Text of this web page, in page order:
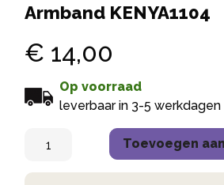
Armband KENYA1104
€ 14,00
Op voorraad
leverbaar in 3-5 werkdagen
Toevoegen